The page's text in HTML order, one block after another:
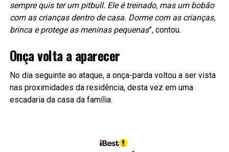
sempre quis ter um pitbull. Ele é treinado, mas um bobão
com as crianças dentro de casa. Dorme com as crianças,
brinca e protege as meninas pequenas”, contou.
Onça volta a aparecer
No dia seguinte ao ataque, a onça-parda voltou a ser vista
nas proximidades da residência, desta vez em uma
escadaria da casa da família.